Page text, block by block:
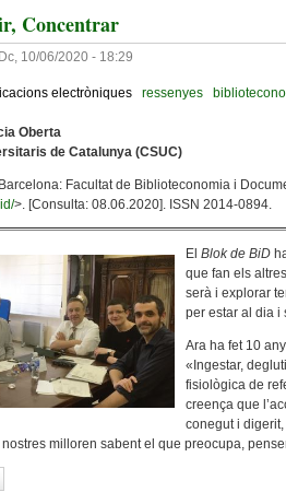
Concentrar
Dc, 10/06/2020 - 18:29
electròniques ressenyes
Oberta
de Catalunya (CSUC)
Facultat de Biblioteconomia i
>. [Consulta: 08.06.2020]. ISSN 2014-0894.
El Blok de BiD
que fan els
serà i explorar
per estar al dia i
Ara ha fet 10
«Ingestar,
fisiològica de
creença que
conegut i
milloren sabent el que preocupa,
Compartir, Concentrar